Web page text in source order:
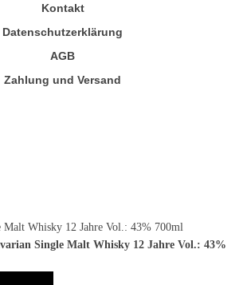
Kontakt
Datenschutzerklärung
AGB
Zahlung und Versand
Single Malt Whisky 12 Jahre Vol.: 43%